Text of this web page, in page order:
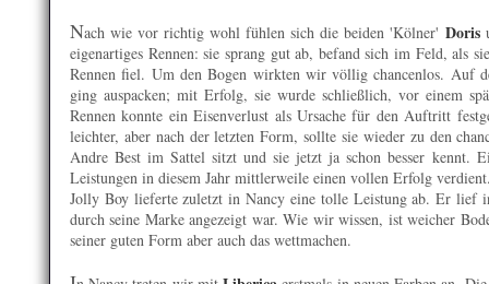
Nach wie vor richtig wohl fühlen sich die beiden 'Kölner' Doris
eigenartiges Rennen: sie sprang gut ab, befand sich im Feld, als
Rennen fiel. Um den Bogen wirkten wir völlig chancenlos. Auf
ging auspacken; mit Erfolg, sie wurde schließlich, vor einem
Rennen konnte ein Eisenverlust als Ursache für den Auftritt
leichter, aber nach der letzten Form, sollte sie wieder zu den
Andre Best im Sattel sitzt und sie jetzt ja schon besser kennt.
Leistungen in diesem Jahr mittlerweile einen vollen Erfolg
Jolly Boy lieferte zuletzt in Nancy eine tolle Leistung ab. Er lief
durch seine Marke angezeigt war. Wie wir wissen, ist weicher
seiner guten Form aber auch das wettmachen.